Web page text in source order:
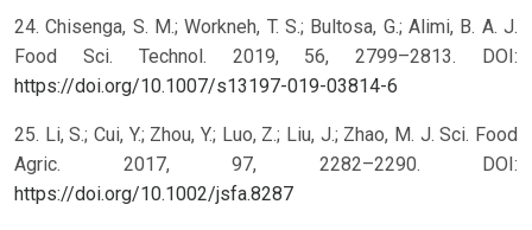
24. Chisenga, S. M.; Workneh, T. S.; Bultosa, G.; Alimi, B. A. J.
Food Sci. Technol. 2019, 56, 2799–2813. DOI:
https://doi.org/10.1007/s13197-019-03814-6
25. Li, S.; Cui, Y.; Zhou, Y.; Luo, Z.; Liu, J.; Zhao, M. J. Sci. Food
Agric. 2017, 97, 2282–2290. DOI:
https://doi.org/10.1002/jsfa.8287